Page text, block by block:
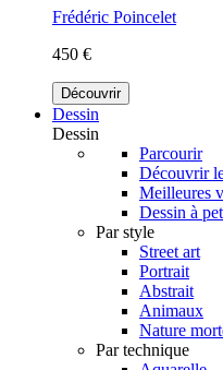
Frédéric Poincelet
450 €
Découvrir
Dessin
Dessin
Parcourir
Découvrir
Meilleures
Dessin à
Par style
Street art
Portrait
Abstrait
Animaux
Nature
Par technique